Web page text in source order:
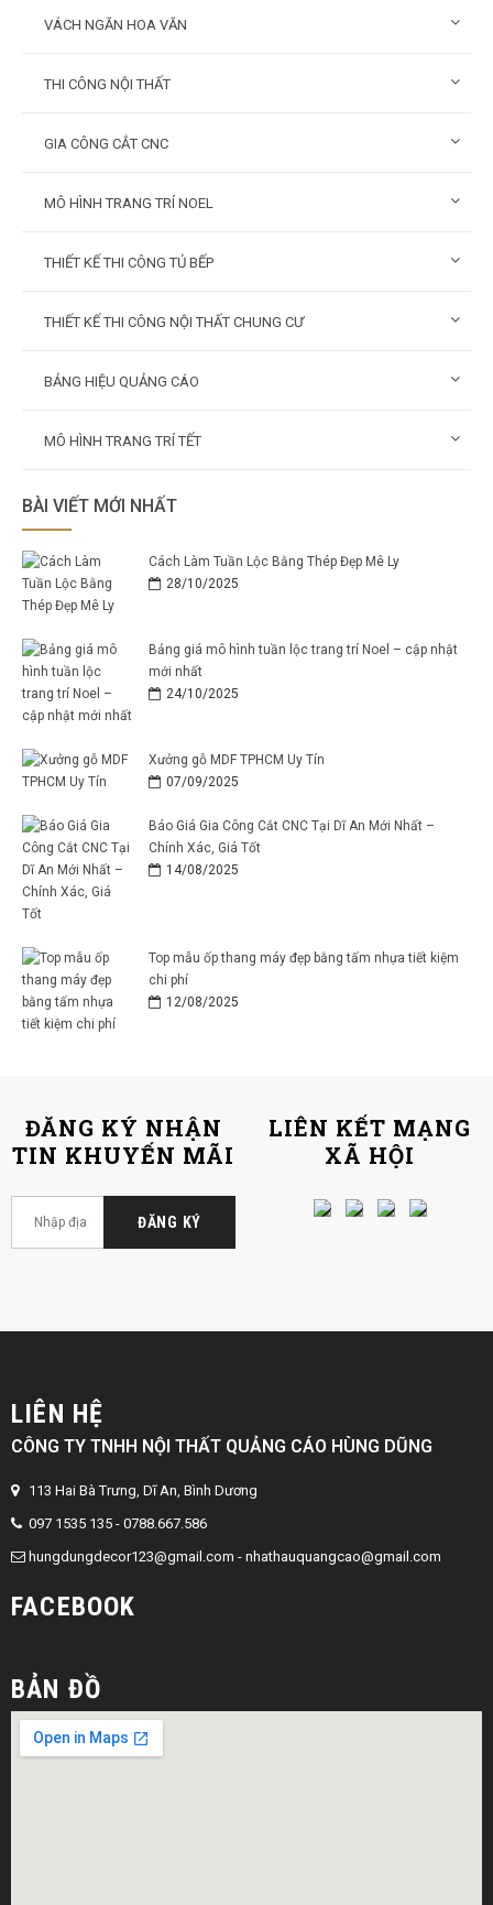
VÁCH NGĂN HOA VĂN
THI CÔNG NỘI THẤT
GIA CÔNG CẮT CNC
MÔ HÌNH TRANG TRÍ NOEL
THIẾT KẾ THI CÔNG TỦ BẾP
THIẾT KẾ THI CÔNG NỘI THẤT CHUNG CƯ
BẢNG HIỆU QUẢNG CÁO
MÔ HÌNH TRANG TRÍ TẾT
BÀI VIẾT MỚI NHẤT
Cách Làm Tuần Lộc Bằng Thép Đẹp Mê Ly
28/10/2025
Bảng giá mô hình tuần lộc trang trí Noel – cập nhật
mới nhất
24/10/2025
Xưởng gỗ MDF TPHCM Uy Tín
07/09/2025
Báo Giá Gia Công Cắt CNC Tại Dĩ An Mới Nhất –
Chính Xác, Giá Tốt
14/08/2025
Top mẫu ốp thang máy đẹp bằng tấm nhựa tiết kiệm
chi phí
12/08/2025
ĐĂNG KÝ NHẬN
TIN KHUYẾN MÃI
LIÊN KẾT MẠNG
XÃ HỘI
LIÊN HỆ
CÔNG TY TNHH NỘI THẤT QUẢNG CÁO HÙNG DŨNG
113 Hai Bà Trưng, Dĩ An, Bình Dương
097 1535 135 - 0788.667.586
hungdungdecor123@gmail.com - nhathauquangcao@gmail.com
FACEBOOK
BẢN ĐỒ